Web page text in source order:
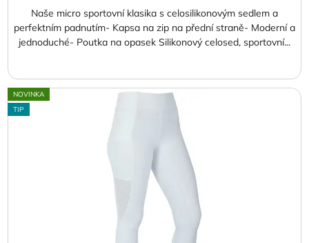
Naše micro sportovní klasika s celosilikonovým sedlem a
perfektním padnutím- Kapsa na zip na přední straně- Moderní a
jednoduché- Poutka na opasek Silikonový celosed, sportovní...
NOVINKA
TIP